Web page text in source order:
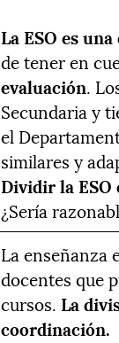
La ESO es
de tener en
evaluación.
Secundaria y
el
similares y
Dividir la
¿Sería
La enseñanza
docentes que
cursos. La
coordinación.